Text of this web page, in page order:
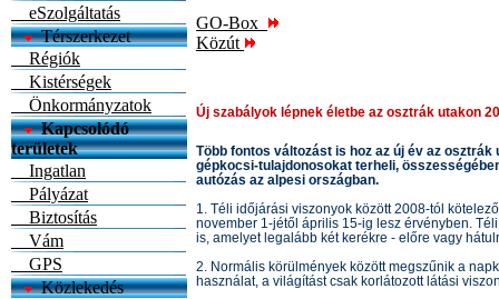
eSzolgáltatás
Térszerkezet
Régiók
Kistérségek
Önkormányzatok
Kapcsolódó
területek
Ingatlan
Pályázat
Biztosítás
Vám
GPS
Közlekedés
GO-Box
Közút
Új szabályok lépnek életbe az osztrák utakon
Több fontos változást is hoz az új év az
gépkocsi-tulajdonosokat terheli,
autózás az alpesi országban.
1. Téli időjárási viszonyok között 2008-tól
november 1-jétől április 15-ig lesz érvényben.
is, amelyet legalább két kerékre - előre vagy
2. Normális körülmények között megszűnik a
használat, a világítást csak korlátozott látási